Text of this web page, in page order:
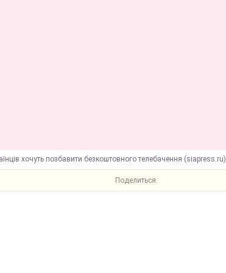
хочуть позбавити безкоштовного телебачення (siapress.ru)
Поделиться: